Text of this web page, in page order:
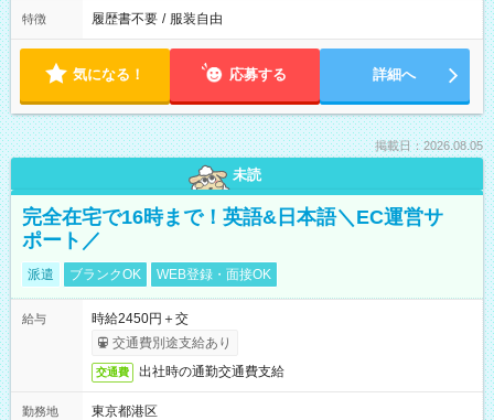
特徴 履歴書不要 / 服装自由
気になる！ 応募する 詳細へ
掲載日：2026.08.05
未読
完全在宅で16時まで！英語&日本語＼EC運営サ
ポート／
派遣 ブランクOK WEB登録・面接OK
給与
時給2450円＋交
交通費別途支給あり
交通費 出社時の通勤交通費支給
勤務地
東京都港区